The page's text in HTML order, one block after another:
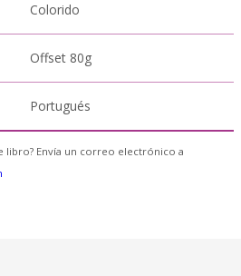
Colorido
Offset 80g
Portugués
libro? Envía un correo electrónico a